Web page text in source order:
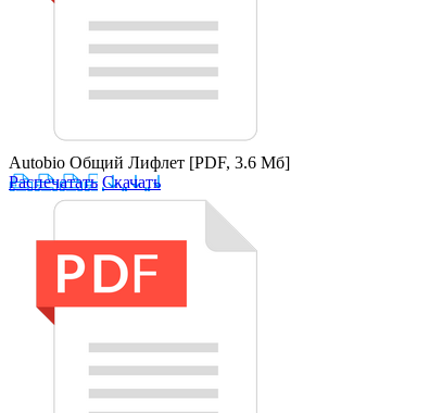
Autobio Общий Лифлет [PDF, 3.6 Мб]
Распечатать Скачать